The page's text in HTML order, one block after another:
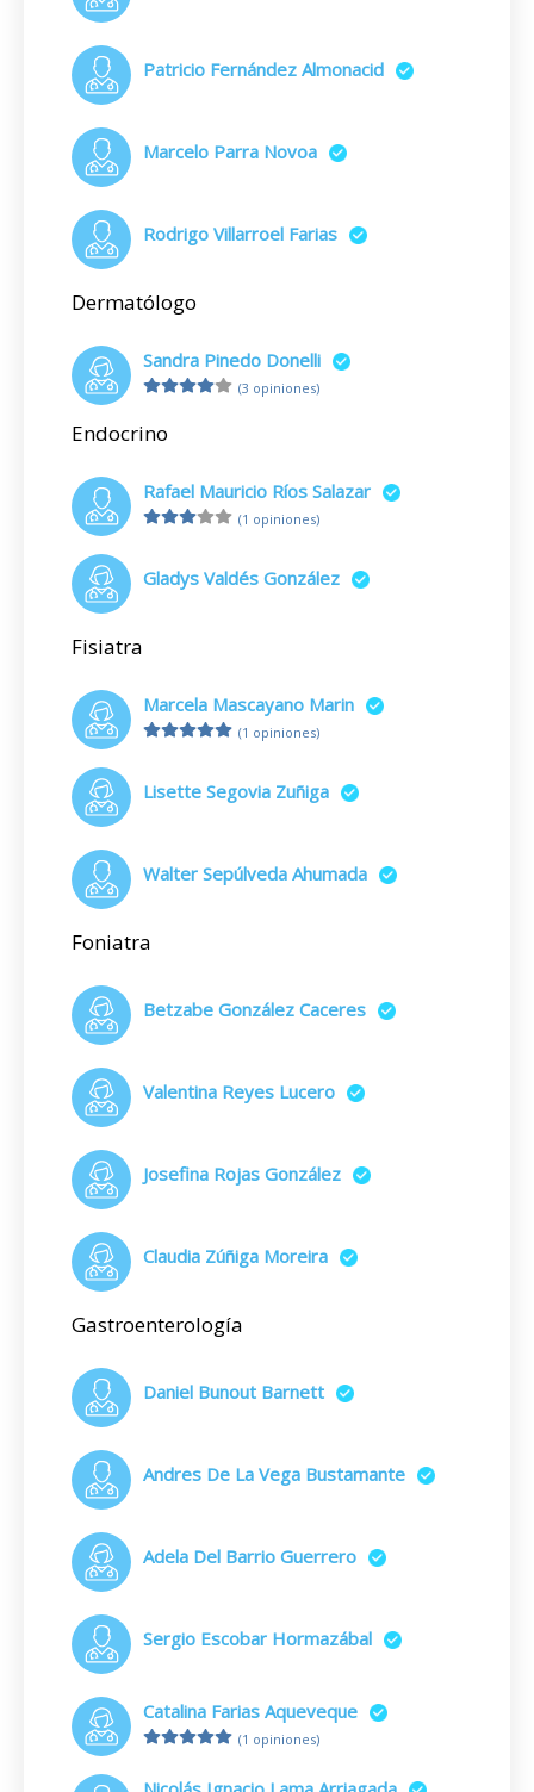
Patricio Fernández Almonacid
Marcelo Parra Novoa
Rodrigo Villarroel Farias
Dermatólogo
Sandra Pinedo Donelli
(3 opiniones)
Endocrino
Rafael Mauricio Ríos Salazar
(1 opiniones)
Gladys Valdés González
Fisiatra
Marcela Mascayano Marin
(1 opiniones)
Lisette Segovia Zuñiga
Walter Sepúlveda Ahumada
Foniatra
Betzabe González Caceres
Valentina Reyes Lucero
Josefina Rojas González
Claudia Zúñiga Moreira
Gastroenterología
Daniel Bunout Barnett
Andres De La Vega Bustamante
Adela Del Barrio Guerrero
Sergio Escobar Hormazábal
Catalina Farias Aqueveque
(1 opiniones)